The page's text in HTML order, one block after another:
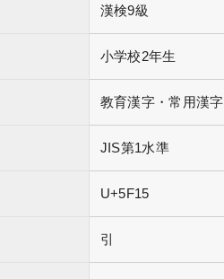
漢検9級
小学校2年生
教育漢字・常用漢字
JIS第1水準
U+5F15
引